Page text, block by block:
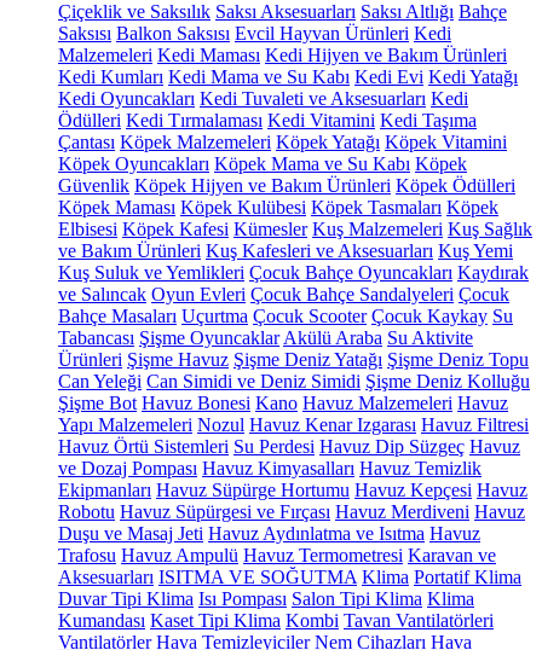
Çiçeklik ve Saksılık Saksı Aksesuarları Saksı Altlığı Bahçe
Saksısı Balkon Saksısı Evcil Hayvan Ürünleri Kedi
Malzemeleri Kedi Maması Kedi Hijyen ve Bakım Ürünleri
Kedi Kumları Kedi Mama ve Su Kabı Kedi Evi Kedi Yatağı
Kedi Oyuncakları Kedi Tuvaleti ve Aksesuarları Kedi
Ödülleri Kedi Tırmalaması Kedi Vitamini Kedi Taşıma
Çantası Köpek Malzemeleri Köpek Yatağı Köpek Vitamini
Köpek Oyuncakları Köpek Mama ve Su Kabı Köpek
Güvenlik Köpek Hijyen ve Bakım Ürünleri Köpek Ödülleri
Köpek Maması Köpek Kulübesi Köpek Tasmaları Köpek
Elbisesi Köpek Kafesi Kümesler Kuş Malzemeleri Kuş Sağlık
ve Bakım Ürünleri Kuş Kafesleri ve Aksesuarları Kuş Yemi
Kuş Suluk ve Yemlikleri Çocuk Bahçe Oyuncakları Kaydırak
ve Salıncak Oyun Evleri Çocuk Bahçe Sandalyeleri Çocuk
Bahçe Masaları Uçurtma Çocuk Scooter Çocuk Kaykay Su
Tabancası Şişme Oyuncaklar Akülü Araba Su Aktivite
Ürünleri Şişme Havuz Şişme Deniz Yatağı Şişme Deniz Topu
Can Yeleği Can Simidi ve Deniz Simidi Şişme Deniz Kolluğu
Şişme Bot Havuz Bonesi Kano Havuz Malzemeleri Havuz
Yapı Malzemeleri Nozul Havuz Kenar Izgarası Havuz Filtresi
Havuz Örtü Sistemleri Su Perdesi Havuz Dip Süzgeç Havuz
ve Dozaj Pompası Havuz Kimyasalları Havuz Temizlik
Ekipmanları Havuz Süpürge Hortumu Havuz Kepçesi Havuz
Robotu Havuz Süpürgesi ve Fırçası Havuz Merdiveni Havuz
Duşu ve Masaj Jeti Havuz Aydınlatma ve Isıtma Havuz
Trafosu Havuz Ampulü Havuz Termometresi Karavan ve
Aksesuarları ISITMA VE SOĞUTMA Klima Portatif Klima
Duvar Tipi Klima Isı Pompası Salon Tipi Klima Klima
Kumandası Kaset Tipi Klima Kombi Tavan Vantilatörleri
Vantilatörler Hava Temizleyiciler Nem Cihazları Hava